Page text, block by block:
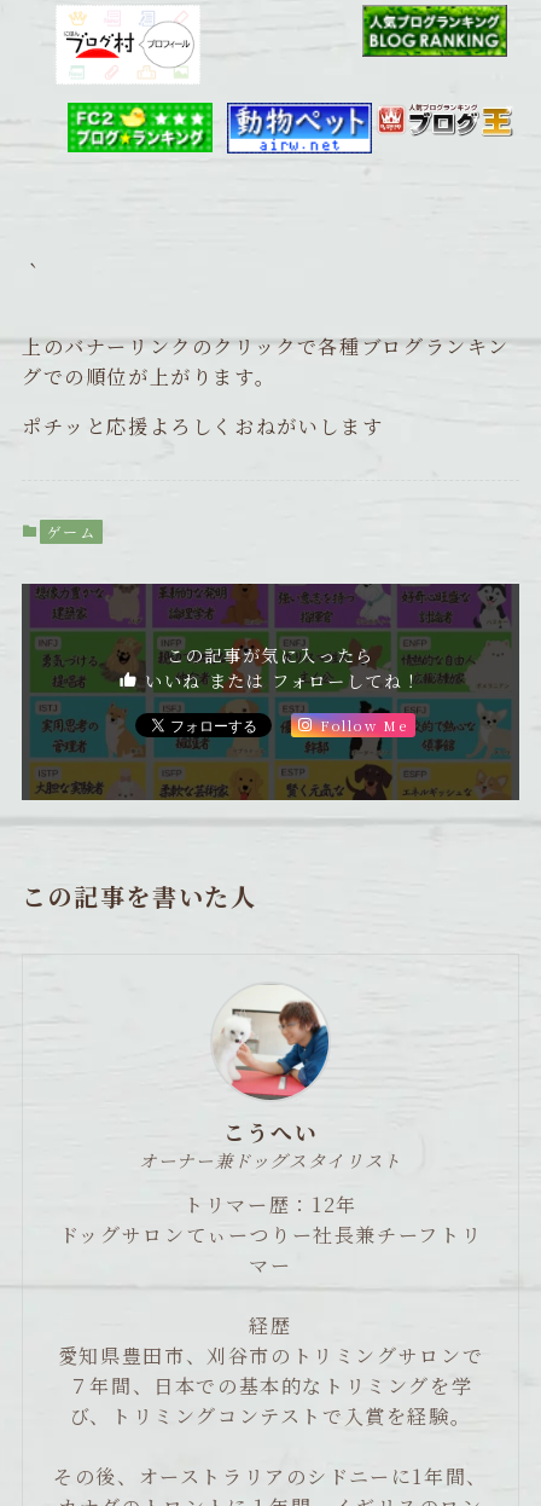
｀
上のバナーリンクのクリックで各種ブログランキン
グでの順位が上がります。
ポチッと応援よろしくおねがいします
ゲーム
この記事が気に入ったら
いいね または フォローしてね！
Follow Me
この記事を書いた人
こうへい
オーナー兼ドッグスタイリスト
トリマー歴：12年
ドッグサロンてぃーつりー社長兼チーフトリ
マー
経歴
愛知県豊田市、刈谷市のトリミングサロンで
７年間、日本での基本的なトリミングを学
び、トリミングコンテストで入賞を経験。
その後、オーストラリアのシドニーに1年間、